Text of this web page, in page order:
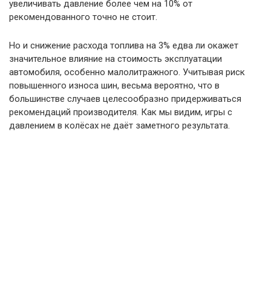
увеличивать давление более чем на 10% от
рекомендованного точно не стоит.
Но и снижение расхода топлива на 3% едва ли окажет
значительное влияние на стоимость эксплуатации
автомобиля, особенно малолитражного. Учитывая риск
повышенного износа шин, весьма вероятно, что в
большинстве случаев целесообразно придерживаться
рекомендаций производителя. Как мы видим, игры с
давлением в колёсах не даёт заметного результата.